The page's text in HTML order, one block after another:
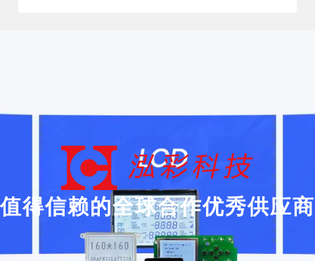
值得信赖的全球合作优秀供应商